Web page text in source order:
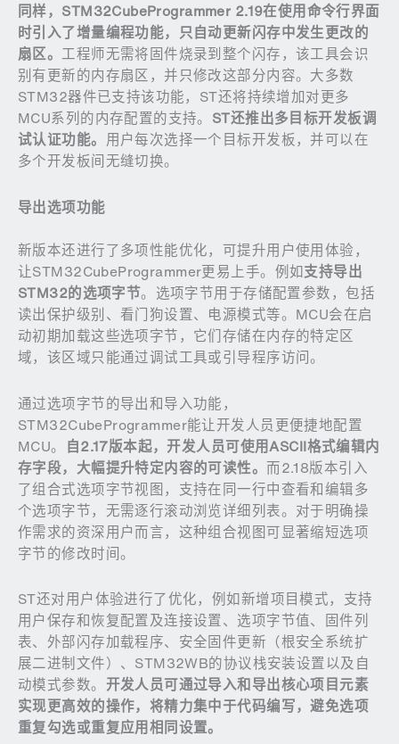
同样， STM32CubeProgrammer 2.19在使用命令行界面
时引入了增量编程功能，只自动更新闪存中发生更改的
扇区。 工程师无需将固件烧录到整个闪存，该工具会识
别有更新的内存扇区，并只修改这部分内容。大多数
STM32器件已支持该功能，ST还将持续增加对更多
MCU系列的内存配置的支持。 ST还推出多目标开发板调
试认证功能。 用户每次选择一个目标开发板，并可以在
多个开发板间无缝切换。
导出选项功能
新版本还进行了多项性能优化，可提升用户使用体验，
让STM32CubeProgrammer更易上手。例如支持导出
STM32的选项字节。选项字节用于存储配置参数，包括
读出保护级别、看门狗设置、电源模式等。MCU会在启
动初期加载这些选项字节，它们存储在内存的特定区
域，该区域只能通过调试工具或引导程序访问。
通过选项字节的导出和导入功能，
STM32CubeProgrammer能让开发人员更便捷地配置
MCU。 自2.17版本起，开发人员可使用ASCII格式编辑内
存字段，大幅提升特定内容的可读性。 而2.18版本引入
了组合式选项字节视图，支持在同一行中查看和编辑多
个选项字节，无需逐行滚动浏览详细列表。对于明确操
作需求的资深用户而言，这种组合视图可显著缩短选项
字节的修改时间。
ST还对用户体验进行了优化，例如新增项目模式，支持
用户保存和恢复配置及连接设置、选项字节值、固件列
表、外部闪存加载程序、安全固件更新（根安全系统扩
展二进制文件）、STM32WB的协议栈安装设置以及自
动模式参数。 开发人员可通过导入和导出核心项目元素
实现更高效的操作，将精力集中于代码编写，避免选项
重复勾选或重复应用相同设置。